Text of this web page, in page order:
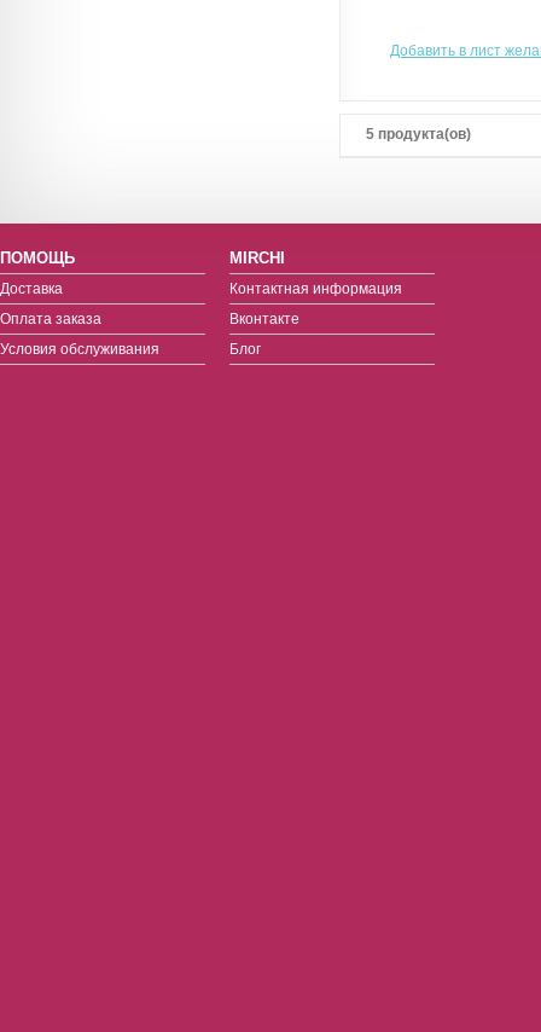
Добавить в лист
5 продукта(ов)
ПОМОЩЬ
Доставка
Оплата заказа
Условия обслуживания
MIRCHI
Контактная информация
Вконтакте
Блог